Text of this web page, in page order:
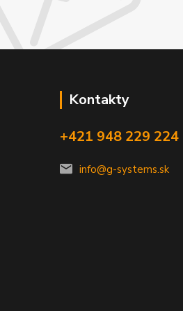
Kontakty
+421 948 229 224
info@g-systems.sk